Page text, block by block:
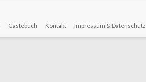
Gästebuch Kontakt Impressum & Datenschutz